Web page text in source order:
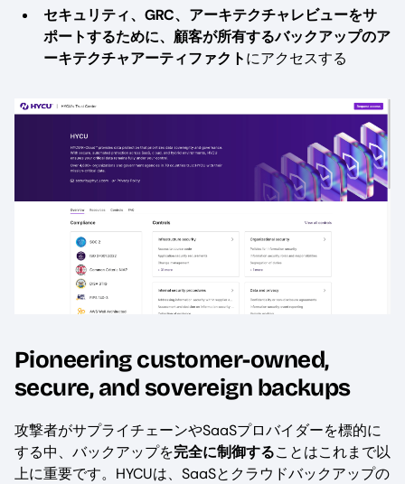
セキュリティ、GRC、アーキテクチャレビューをサ
ポートするために、顧客が所有するバックアップのア
ーキテクチャアーティファクトにアクセスする
Image
Pioneering customer-owned,
secure, and sovereign backups
攻撃者がサプライチェーンやSaaSプロバイダーを標的に
する中、バックアップを完全に制御することはこれまで以
上に重要です。HYCUは、SaaSとクラウドバックアップの